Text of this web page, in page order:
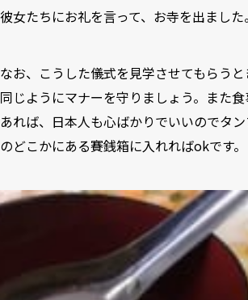
彼女たちにお礼を言って、お寺を出ました。
なお、こうした儀式を見学させてもらう
同じようにマナーを守りましょう。また
あれば、日本人も心ばかりでいいのでタ
のどこかにある賽銭箱に入れればokです。